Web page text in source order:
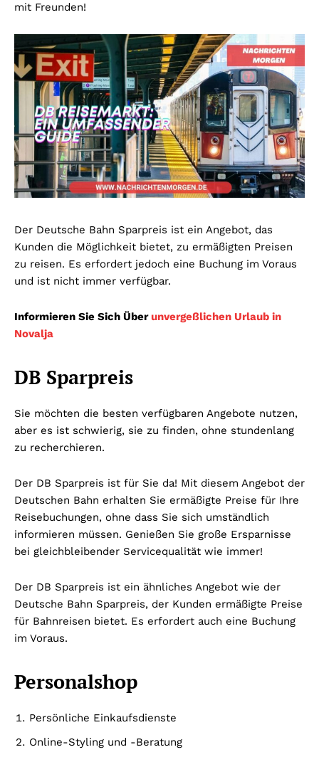
mit Freunden!
Der Deutsche Bahn Sparpreis ist ein Angebot, das
Kunden die Möglichkeit bietet, zu ermäßigten Preisen
zu reisen. Es erfordert jedoch eine Buchung im Voraus
und ist nicht immer verfügbar.
Informieren Sie Sich Überunvergeßlichen Urlaub in
Novalja
DB Sparpreis
Sie möchten die besten verfügbaren Angebote nutzen,
aber es ist schwierig, sie zu finden, ohne stundenlang
zu recherchieren.
Der DB Sparpreis ist für Sie da! Mit diesem Angebot der
Deutschen Bahn erhalten Sie ermäßigte Preise für Ihre
Reisebuchungen, ohne dass Sie sich umständlich
informieren müssen. Genießen Sie große Ersparnisse
bei gleichbleibender Servicequalität wie immer!
Der DB Sparpreis ist ein ähnliches Angebot wie der
Deutsche Bahn Sparpreis, der Kunden ermäßigte Preise
für Bahnreisen bietet. Es erfordert auch eine Buchung
im Voraus.
Personalshop
Persönliche Einkaufsdienste
Online-Styling und -Beratung